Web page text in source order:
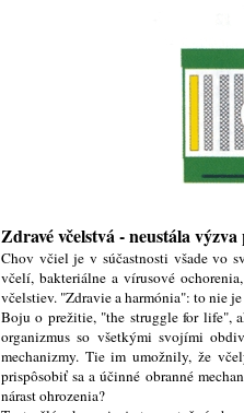
Zdravé včelstvá - neustála
Chov včiel je v súčastnosti všade vo
včelí, bakteriálne a vírusové
včelstiev. "Zdravie a harmónia": to nie
Boju o prežitie, "the struggle for life",
organizmus so všetkými svojími
mechanizmy. Tie im umožnily, že
prispôsobiť sa a účinné obranné
nárast ohrozenia?